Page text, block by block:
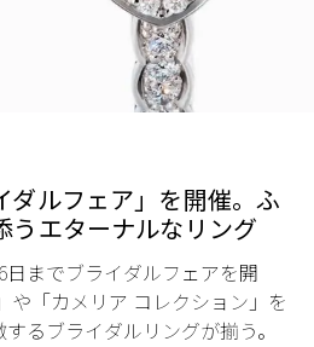
ダルフェア」を開催。ふ
うエターナルなリング
日までブライダルフェアを開
や「カメリア コレクション」を
るブライダルリングが揃う。